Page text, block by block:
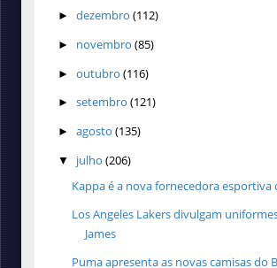
► dezembro (112)
► novembro (85)
► outubro (116)
► setembro (121)
► agosto (135)
▼ julho (206)
Kappa é a nova fornecedora esportiva
Los Angeles Lakers divulgam
James
Puma apresenta as novas camisas do